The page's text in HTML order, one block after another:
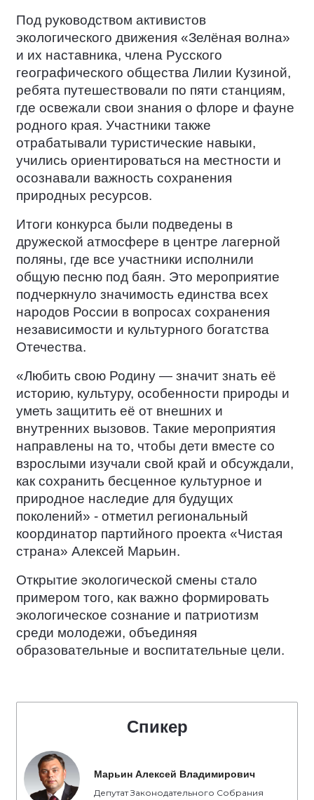
Под руководством активистов
экологического движения «Зелёная волна»
и их наставника, члена Русского
географического общества Лилии Кузиной,
ребята путешествовали по пяти станциям,
где освежали свои знания о флоре и фауне
родного края. Участники также
отрабатывали туристические навыки,
учились ориентироваться на местности и
осознавали важность сохранения
природных ресурсов.
Итоги конкурса были подведены в
дружеской атмосфере в центре лагерной
поляны, где все участники исполнили
общую песню под баян. Это мероприятие
подчеркнуло значимость единства всех
народов России в вопросах сохранения
независимости и культурного богатства
Отечества.
«Любить свою Родину — значит знать её
историю, культуру, особенности природы и
уметь защитить её от внешних и
внутренних вызовов. Такие мероприятия
направлены на то, чтобы дети вместе со
взрослыми изучали свой край и обсуждали,
как сохранить бесценное культурное и
природное наследие для будущих
поколений» - отметил региональный
координатор партийного проекта «Чистая
страна» Алексей Марьин.
Открытие экологической смены стало
примером того, как важно формировать
экологическое сознание и патриотизм
среди молодежи, объединяя
образовательные и воспитательные цели.
Спикер
Марьин Алексей Владимирович
Депутат Законодательного Собрания